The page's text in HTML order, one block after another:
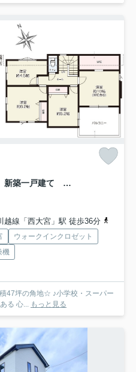
さいたま市西区佐知川 10期 新築一戸建て グレイス 01
越線「西大宮」駅 徒歩36分
ウォークインクロゼット
機
♪小学校・スーパー
のある 心... もっと見る